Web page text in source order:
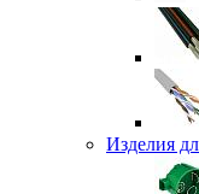
Изделия